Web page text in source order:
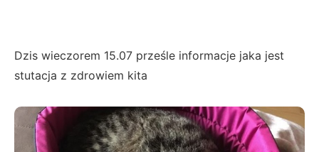
Dzis wieczorem 15.07 prześle informacje jaka jest
stutacja z zdrowiem kita